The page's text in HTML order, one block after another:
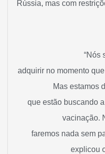
Rússia, mas com
“Nós
adquirir no momento
Mas estamos
que estão buscando
vacinação.
faremos nada sem
explicou